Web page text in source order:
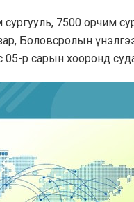
7500 орчим
Боловсролын
р сарын хооронд